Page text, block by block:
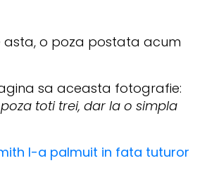
asta, o poza postata acum
sa aceasta fotografie:
toti trei, dar la o simpla
l-a palmuit in fata tuturor